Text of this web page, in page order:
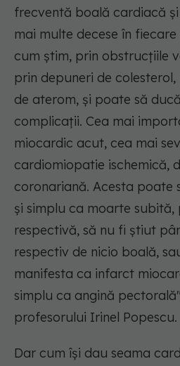
frecventă boală cardiacă
mai multe decese în
cum știm, prin obstrucțiile
prin depuneri de
de aterom, și poate să
complicații. Cea mai
miocardic acut, cea mai
cardiomiopatie ischemică,
coronariană. Acesta poate
și simplu ca moarte subită,
respectivă, să nu fi știut
respectiv de nicio boală,
manifesta ca infarct
simplu ca angină pectorală
profesorului Irinel Popescu.
Dar cum își dau seama